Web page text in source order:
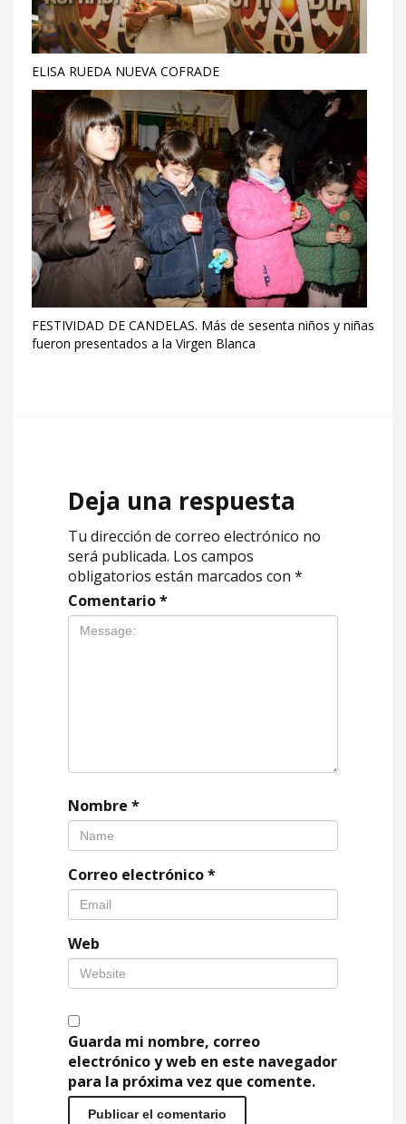
ELISA RUEDA NUEVA COFRADE
FESTIVIDAD DE CANDELAS. Más de sesenta niños y niñas
fueron presentados a la Virgen Blanca
Deja una respuesta
Tu dirección de correo electrónico no
será publicada. Los campos
obligatorios están marcados con *
Comentario*
Nombre *
Correo electrónico*
Web
Guarda mi nombre, correo
electrónico y web en este navegador
para la próxima vez que comente.